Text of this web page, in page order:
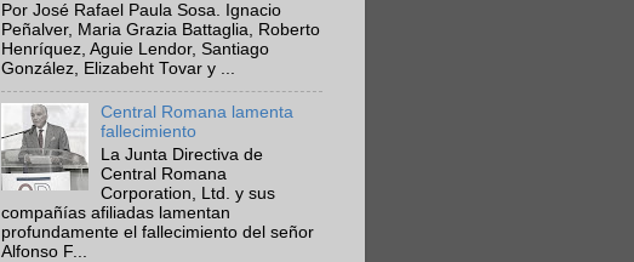
Por José Rafael Paula Sosa. Ignacio
Peñalver, Maria Grazia Battaglia, Roberto
Henríquez, Aguie Lendor, Santiago
González, Elizabeht Tovar y ...
Central Romana lamenta
fallecimiento
La Junta Directiva de
Central Romana
Corporation, Ltd. y sus
compañías afiliadas lamentan
profundamente el fallecimiento del señor
Alfonso F...